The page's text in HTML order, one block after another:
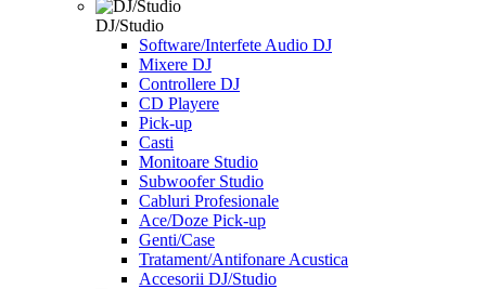
DJ/Studio
Software/Interfete Audio DJ
Mixere DJ
Controllere DJ
CD Playere
Pick-up
Casti
Monitoare Studio
Subwoofer Studio
Cabluri Profesionale
Ace/Doze Pick-up
Genti/Case
Tratament/Antifonare Acustica
Accesorii DJ/Studio